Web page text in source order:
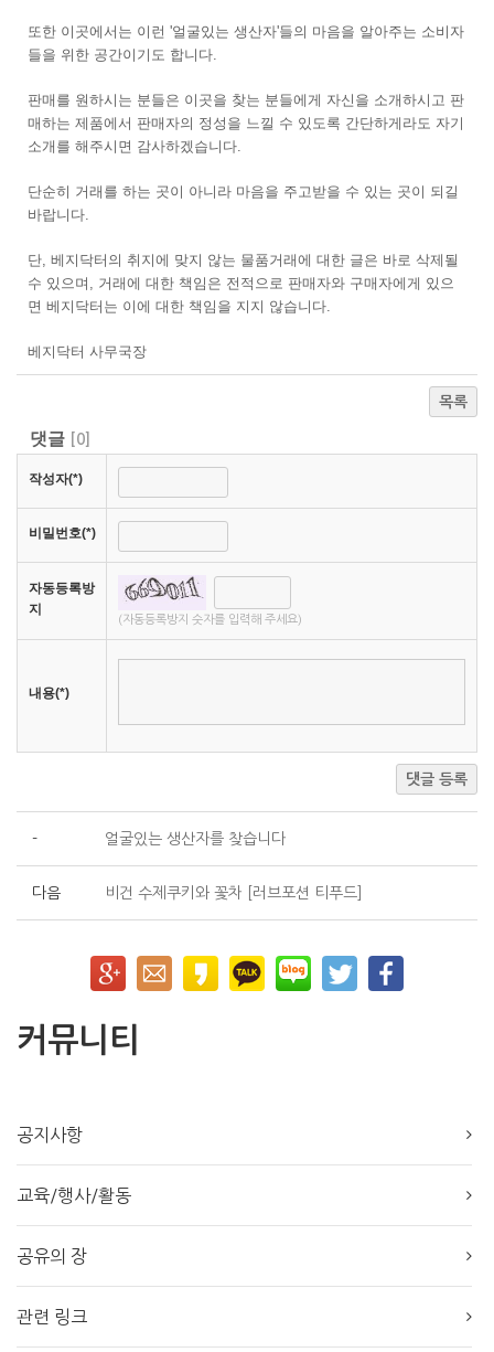
또한 이곳에서는 이런 '얼굴있는 생산자'들의 마음을 알아주는 소비자
들을 위한 공간이기도 합니다.
판매를 원하시는 분들은 이곳을 찾는 분들에게 자신을 소개하시고 판
매하는 제품에서 판매자의 정성을 느낄 수 있도록 간단하게라도 자기
소개를 해주시면 감사하겠습니다.
단순히 거래를 하는 곳이 아니라 마음을 주고받을 수 있는 곳이 되길
바랍니다.
단, 베지닥터의 취지에 맞지 않는 물품거래에 대한 글은 바로 삭제될
수 있으며, 거래에 대한 책임은 전적으로 판매자와 구매자에게 있으
면 베지닥터는 이에 대한 책임을 지지 않습니다.
베지닥터 사무국장
목록
댓글 0
작성자(*)
비밀번호(*)
자동등록방
지
(자동등록방지 숫자를 입력해 주세요)
내용(*)
댓글 등록
- 얼굴있는 생산자를 찾습니다
다음 비건 수제쿠키와 꽃차 [러브포션 티푸드]
커뮤니티
공지사항
교육/행사/활동
공유의 장
관련 링크